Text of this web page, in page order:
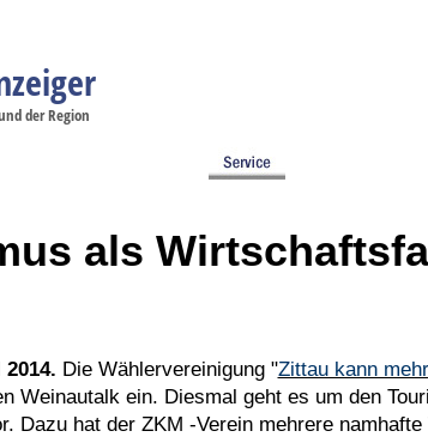
der Region
als
Die Wählervereinigung "Zittau kann mehr
Weinautalk ein. Diesmal geht es um den
Dazu hat der ZKM -Verein mehrere